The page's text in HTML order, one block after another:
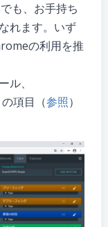
も、お手持ち
れます。いず
の利用を推
ル、
項目（参照）